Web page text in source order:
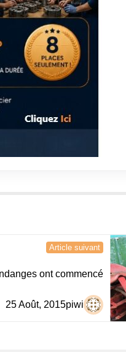
Article suivant
ont commencé
piwi
25 Août, 2015